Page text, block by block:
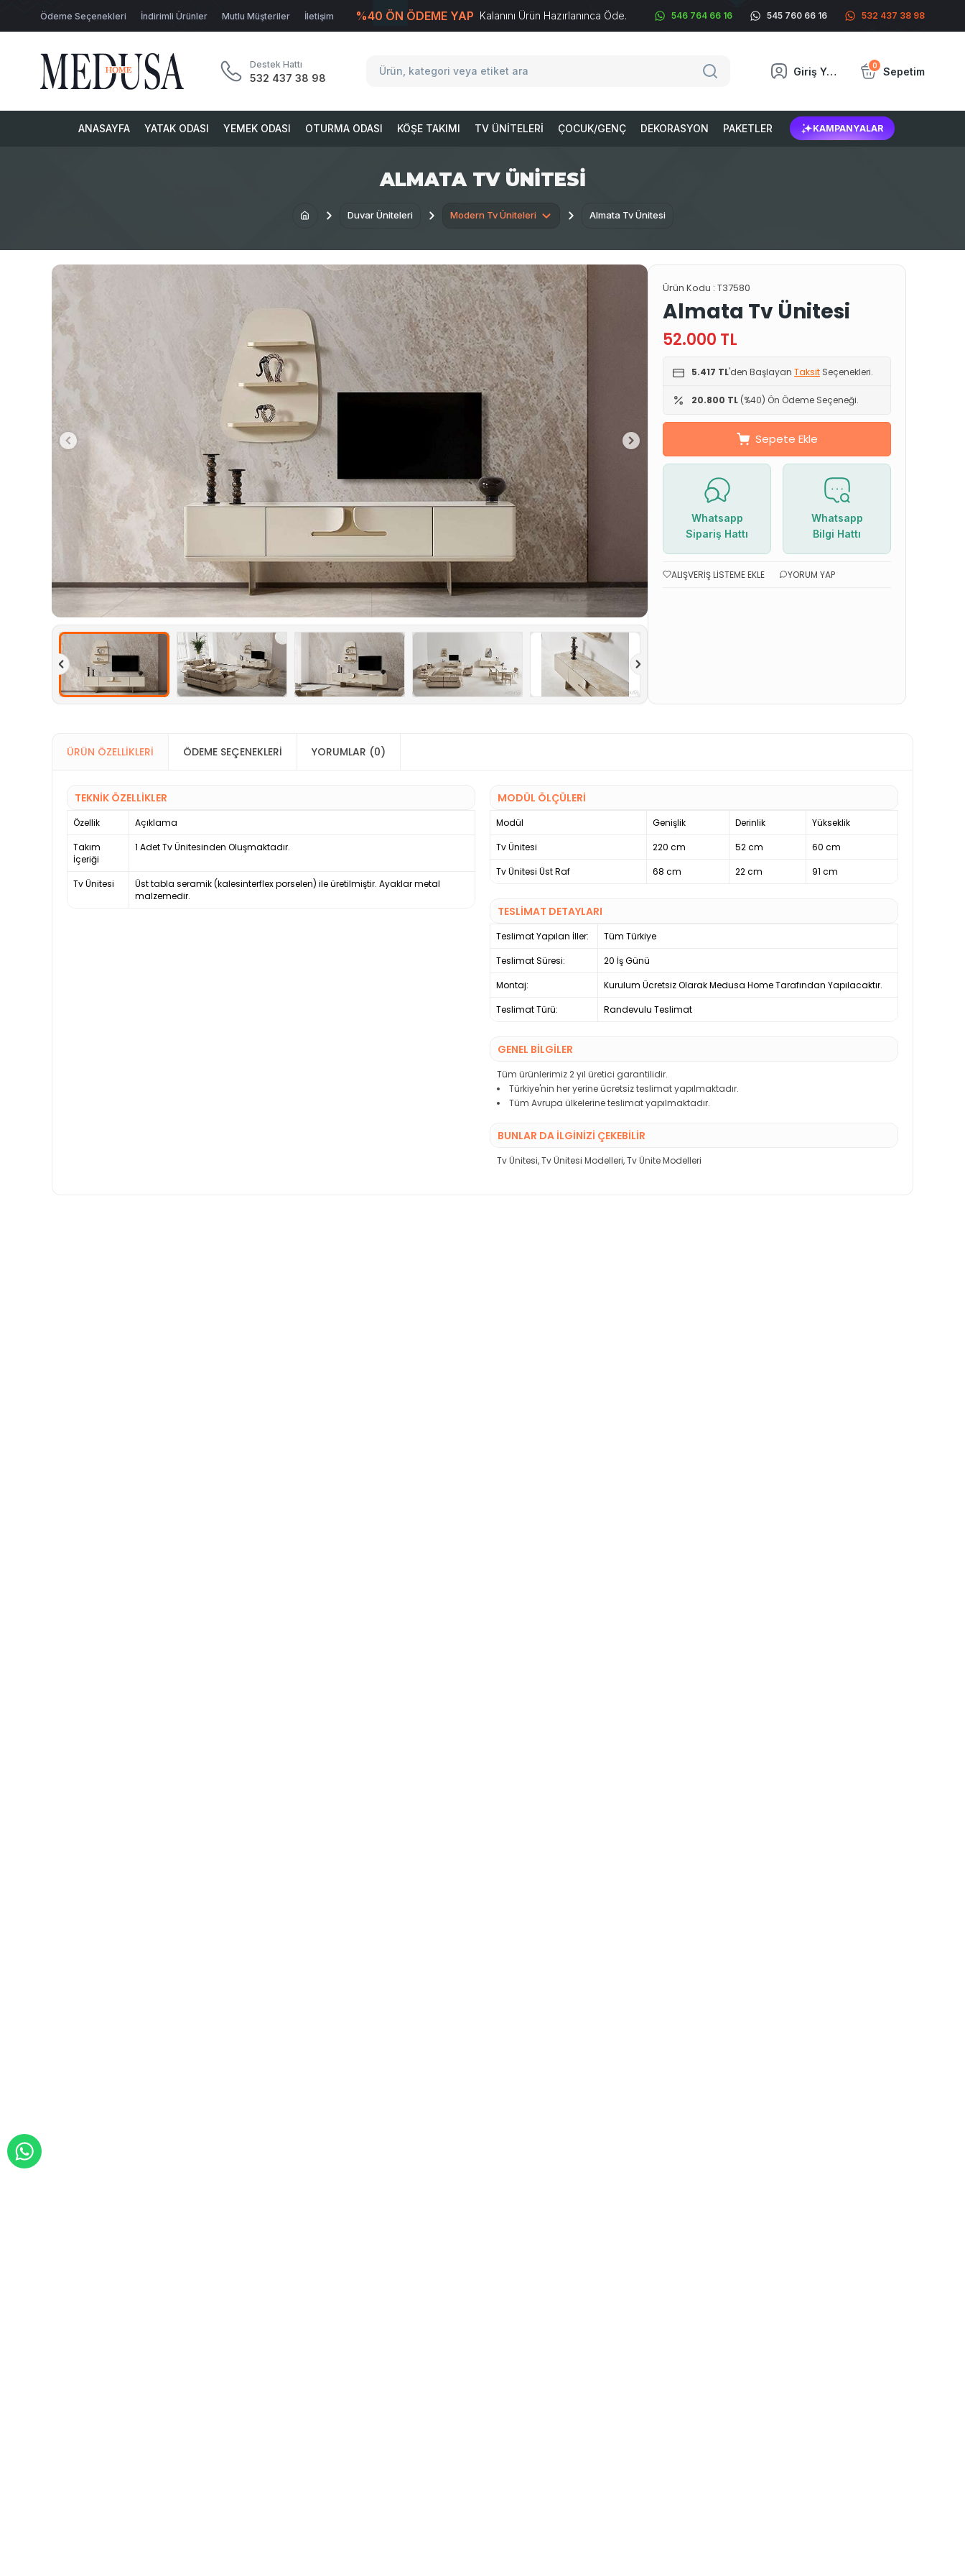
Ödeme Seçenekleri İndirimli Ürünler Mutlu Müşteriler İletişim %40 ÖN ÖDEME YAP Kalanını Ürün Hazırlanınca Öde. 546 764 66 16 545 760 66 16 532 437 38 98
Destek Hattı
532 437 38 98
Giriş Yap 0 Sepetim
ANASAYFA YATAK ODASI YEMEK ODASI OTURMA ODASI KÖŞE TAKIMI TV ÜNITELERI ÇOCUK/GENÇ DEKORASYON PAKETLER KAMPANYALAR
ALMATA TV ÜNITESI
Duvar Üniteleri Modern Tv Üniteleri Almata Tv Ünitesi
Ürün Kodu : T37580
Almata Tv Ünitesi
52.000 TL
5.417 TL'den Başlayan Taksit Seçenekleri.
20.800 TL (%40) Ön Ödeme Seçeneği.
Sepete Ekle
Whatsapp
Sipariş Hattı
Whatsapp
Bilgi Hattı
ALIŞVERIŞ LISTEME EKLE YORUM YAP
ÜRÜN ÖZELLIKLERI ÖDEME SEÇENEKLERI YORUMLAR (0)
TEKNİK ÖZELLİKLER
Özellik
Açıklama
Takım
İçeriği
1 Adet Tv Ünitesinden Oluşmaktadır.
Tv Ünitesi
Üst tabla seramik (kalesinterflex porselen) ile üretilmiştir. Ayaklar metal
malzemedir.
MODÜL ÖLÇÜLERİ
Modül Genişlik Derinlik
Yükseklik
Tv Ünitesi
220 cm 52 cm
60 cm
Tv Ünitesi Üst Raf
68 cm 22 cm 91 cm
TESLİMAT DETAYLARI
Teslimat Yapılan İller:
Tüm Türkiye
Teslimat Süresi:
20 İş Günü
Montaj:
Kurulum Ücretsiz Olarak Medusa Home Tarafından Yapılacaktır.
Teslimat Türü:
Randevulu Teslimat
GENEL BİLGİLER
Tüm ürünlerimiz 2 yıl üretici garantilidir.
Türkiye'nin her yerine ücretsiz teslimat yapılmaktadır.
Tüm Avrupa ülkelerine teslimat yapılmaktadır.
BUNLAR DA İLGINIZI ÇEKEBILIR
Tv Ünitesi,Tv Ünitesi Modelleri,Tv Ünite Modelleri
T-Soft E-TicaretSistemleriyle Hazırlanmıştır.